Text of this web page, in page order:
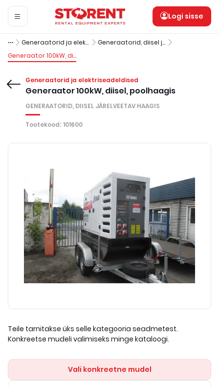
Logi sisse
Generaatorid ja elektriseadeldised
Generaatorid, diisel järelveetav haagis
Generaator 100kW, diisel, poolhaagis
Generaatorid ja elektriseadeldised
Generaator 100kW, diisel, poolhaagis
GENERAATORID, DIISEL JÄRELVEETAV HAAGIS
Tootekood: 101600
Teile tarnitakse üks selle kategooria seadmetest.
Konkreetse mudeli valimiseks minge kataloogi.
Vali konkreetne mudel